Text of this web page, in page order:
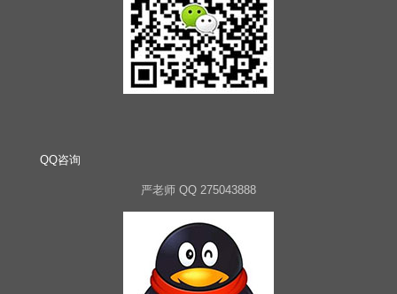
QQ咨询
严老师 QQ 275043888